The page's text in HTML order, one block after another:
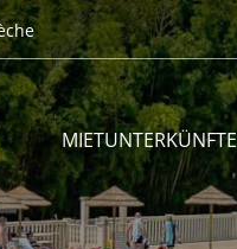
MIETUNTERKÜNFTE